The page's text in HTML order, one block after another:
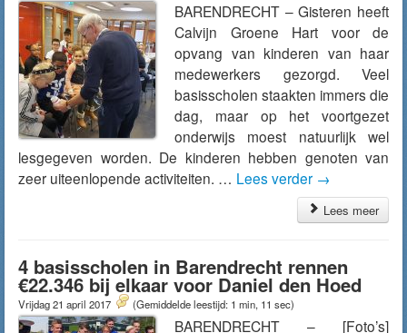
BARENDRECHT – Gisteren heeft
Calvijn Groene Hart voor de
opvang van kinderen van haar
medewerkers gezorgd. Veel
basisscholen staakten immers die
dag, maar op het voortgezet
onderwijs moest natuurlijk wel
lesgegeven worden. De kinderen hebben genoten van
zeer uiteenlopende activiteiten. … Lees verder →
Lees meer
4 basisscholen in Barendrecht rennen
€22.346 bij elkaar voor Daniel den Hoed
Vrijdag 21 april 2017 (Gemiddelde leestijd: 1 min, 11 sec)
BARENDRECHT – [Foto’s]